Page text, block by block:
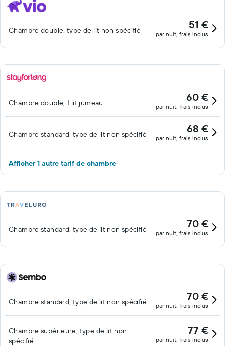
Chambre double, type de lit non spécifié 51 €
par nuit, frais inclus
Chambre double, 1 lit jumeau 60 €
par nuit, frais inclus
Chambre standard, type de lit non spécifié 68 €
par nuit, frais inclus
Afficher 1 autre tarif de chambre
Chambre standard, type de lit non spécifié 70 €
par nuit, frais inclus
Chambre standard, type de lit non spécifié 70 €
par nuit, frais inclus
Chambre supérieure, type de lit non
spécifié
77 €
par nuit, frais inclus